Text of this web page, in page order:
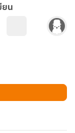
ยน